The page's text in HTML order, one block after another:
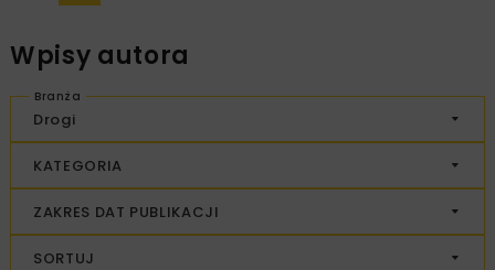
Wpisy autora
Drogi
Branża
KATEGORIA
ZAKRES DAT PUBLIKACJI
SORTUJ